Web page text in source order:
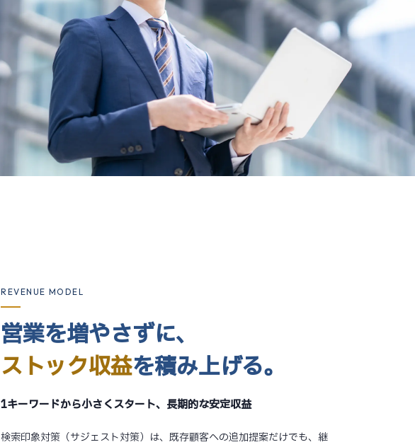
REVENUE MODEL
営業を増やさずに、
ストック収益を積み上げる。
1キーワードから小さくスタート、長期的な安定収益
検索印象対策（サジェスト対策）は、既存顧客への追加提案だけでも、継